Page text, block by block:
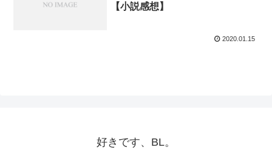
【小説感想】
2020.01.15
好きです、BL。